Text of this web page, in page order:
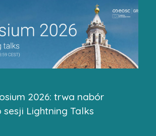
2026: trwa nabór
sesji Lightning Talks